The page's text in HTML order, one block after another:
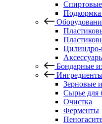
Цилиндро-
Бондарные
Зерновые
Сырье для
Очистка
Ферменты